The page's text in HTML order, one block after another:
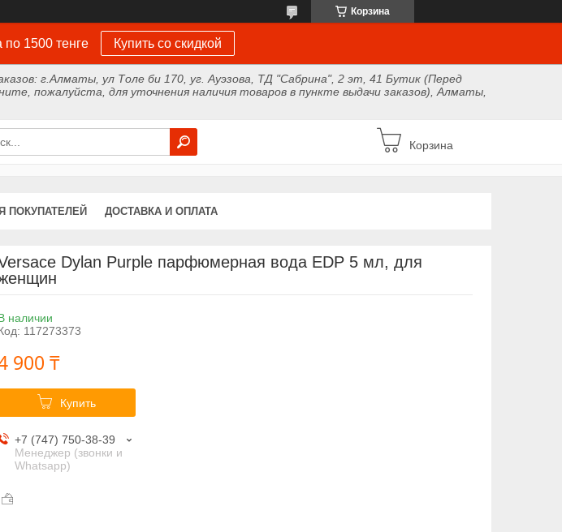
Корзина
1500 тенге Купить со скидкой
г.Алматы, ул Толе би 170, уг. Ауэзова, ТД "Сабрина", 2 эт, 41 Бутик (Перед
пожалуйста, для уточнения наличия товаров в пункте выдачи заказов), Алматы,
Корзина
ПОКУПАТЕЛЕЙ ДОСТАВКА И ОПЛАТА
Dylan Purple парфюмерная вода EDP 5 мл, для
наличии
117273373
900 ₸
Купить
+7 (747) 750-38-39
Менеджер (звонки и
Whatsapp)